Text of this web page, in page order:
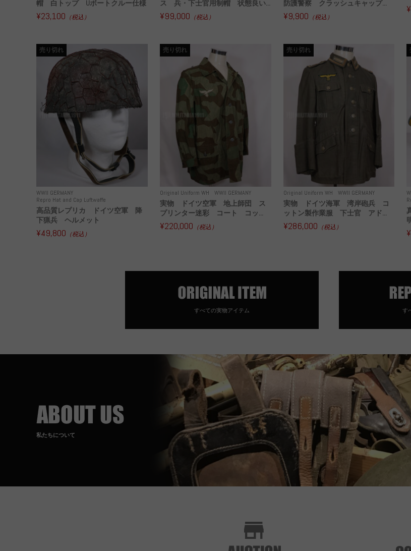
帽 白トップ Uボートクルー仕様
¥23,100 （税込）
ス 兵・下士官用制帽 状態良い...
¥99,000 （税込）
防護警察 クラッシュキャップ...
¥9,900 （税込）
WWII GERMANY
Repro Hat and Cap Luftwaffe
売り切れ
高品質レプリカ ドイツ空軍 降
下猟兵 ヘルメット
¥49,800 （税込）
Original Uniform WH WWII GERMANY
売り切れ
実物 ドイツ空軍 地上師団 ス
プリンター迷彩 コート コッ...
¥220,000 （税込）
Original Uniform WH WWII GERMANY
売り切れ
実物 ドイツ海軍 湾岸砲兵 コ
ットン製作業服 下士官 アド...
¥286,000 （税込）
すべての実物アイテム す
私たちについて